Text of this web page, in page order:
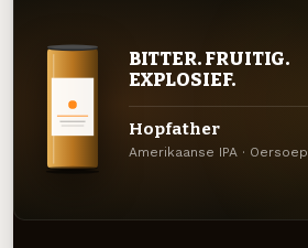
BITTER. FRUITIG.
EXPLOSIEF.
Hopfather
Amerikaanse IPA · Oersoep